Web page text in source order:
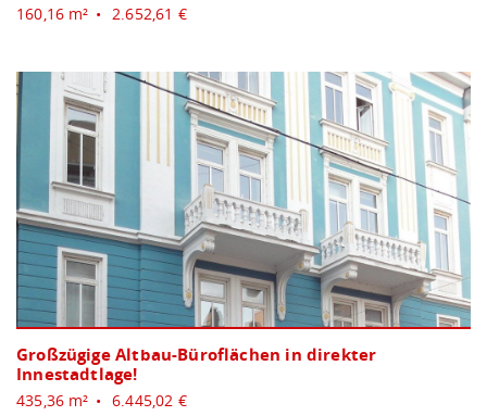
160,16 m² 2.652,61 €
Großzügige Altbau-Büroflächen in direkter
Innestadtlage!
435,36 m² 6.445,02 €